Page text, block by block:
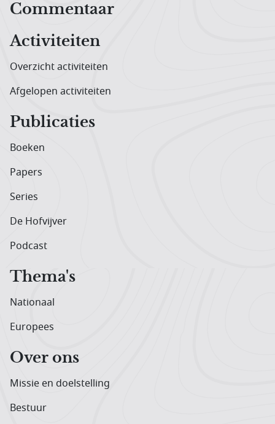
Hoofdnavigatiemenu
Commentaar
Activiteiten
Overzicht activiteiten
Afgelopen activiteiten
Publicaties
Boeken
Papers
Series
De Hofvijver
Podcast
Thema's
Nationaal
Europees
Over ons
Missie en doelstelling
Bestuur